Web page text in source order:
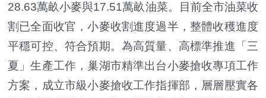
28.63萬畝小麥與17.51萬畝油菜。目前全市油菜收
割已全面收官，小麥收割進度過半，整體收穫進度
平穩可控、符合預期。為高質量、高標準推進「三
夏」生產工作，巢湖市精準出台小麥搶收專項工作
方案，成立市級小麥搶收工作指揮部，層層壓實各